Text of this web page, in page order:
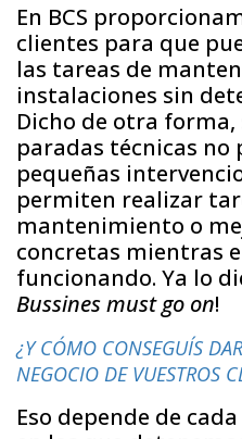
En BCS
clientes para que
las tareas de
instalaciones sin
Dicho de otra
paradas técnicas
pequeñas
permiten realizar
mantenimiento o
concretas mientras
funcionando. Ya lo
Bussines must go on!
¿Y CÓMO CONSEGUÍS
NEGOCIO DE VUESTROS
Eso depende de